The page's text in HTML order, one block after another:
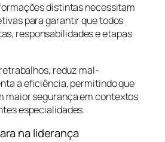
distintas necessitam
para garantir que todos
responsabilidades e etapas
reduz mal-
a eficiência, permitindo que
maior segurança em contextos
especialidades.
na liderança